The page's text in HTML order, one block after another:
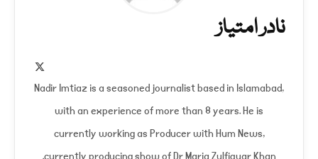
نادر امتیاز
Nadir Imtiaz is a seasoned journalist based in Islamabad,
with an experience of more than 8 years. He is
currently working as Producer with Hum News,